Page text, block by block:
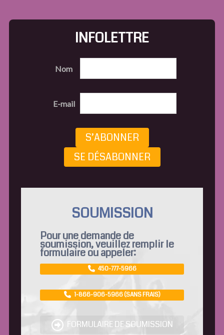
INFOLETTRE
Nom
E-mail
S’ABONNER
SE DÉSABONNER
SOUMISSION
Pour une demande de
soumission, veuillez remplir le
formulaire ou appeler:
450-777-5966
1-866-906-5966 (SANS FRAIS)
FORMULAIRE DE SOUMISSION